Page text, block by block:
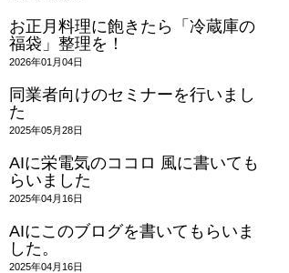
お正月料理に飽きたら「冷蔵庫の
福袋」整理を！
2026年01月04日
同業者向けのセミナーを行いまし
た
2025年05月28日
AIに栄電気のココロ 風に書いても
らいました
2025年04月16日
AIにこのブログを書いてもらいま
した。
2025年04月16日